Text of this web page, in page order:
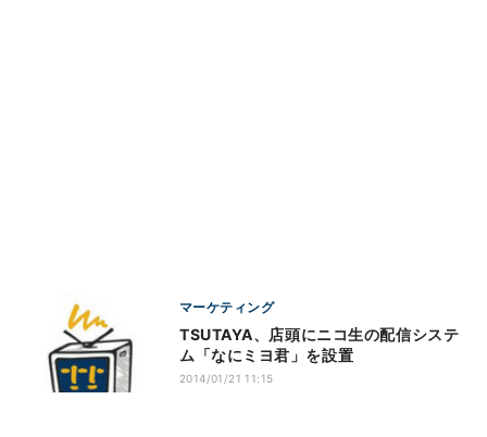
マーケティング
TSUTAYA、店頭にニコ生の配信システ
ム「なにミヨ君」を設置
2014/01/21 11:15